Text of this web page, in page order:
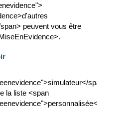
peuvent vous être
span>
la liste <span
span>